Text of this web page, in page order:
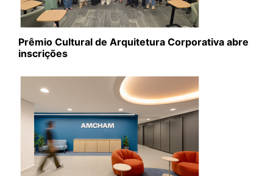
Prêmio Cultural de Arquitetura Corporativa abre
inscrições